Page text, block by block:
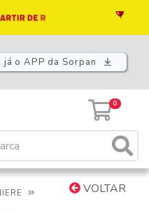
já o APP da Sorpan
0
VOLTAR